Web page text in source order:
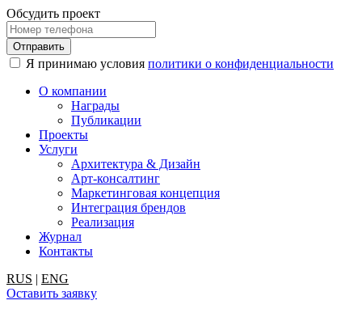
Обсудить проект
Я принимаю условия политики о конфиденциальности
О компании
Награды
Публикации
Проекты
Услуги
Архитектура & Дизайн
Арт-консалтинг
Маркетинговая концепция
Интеграция брендов
Реализация
Журнал
Контакты
RUS | ENG
Оставить заявку